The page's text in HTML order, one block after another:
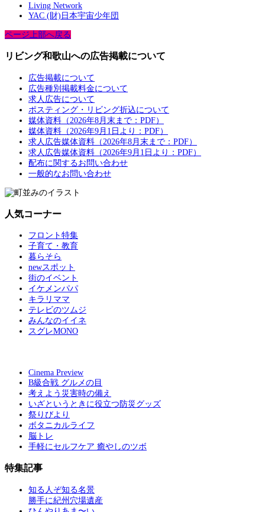
Living Network
YAC (財)日本宇宙少年団
ページ上部へ戻る
リビング和歌山への広告掲載について
広告掲載について
広告種別掲載料金について
求人広告について
ポスティング・リビング折込について
媒体資料（2026年8月末まで：PDF）
媒体資料（2026年9月1日より：PDF）
求人広告媒体資料（2026年8月末まで：PDF）
求人広告媒体資料（2026年9月1日より：PDF）
配布に関するお問い合わせ
一般的なお問い合わせ
人気コーナー
フロント特集
子育て・教育
暮らそら
newスポット
街のイベント
イケメンパパ
キラリママ
テレビのツムジ
みんなのイイネ
スグレMONO
Cinema Preview
B級合戦 グルメの目
考えよう災害時の備え
いざというときに役立つ防災グッズ
祭りびより
ボタニカルライフ
脳トレ
手軽にセルフケア 癒やしのツボ
特集記事
知る人ぞ知る名景
勝手に紀州穴場遺産